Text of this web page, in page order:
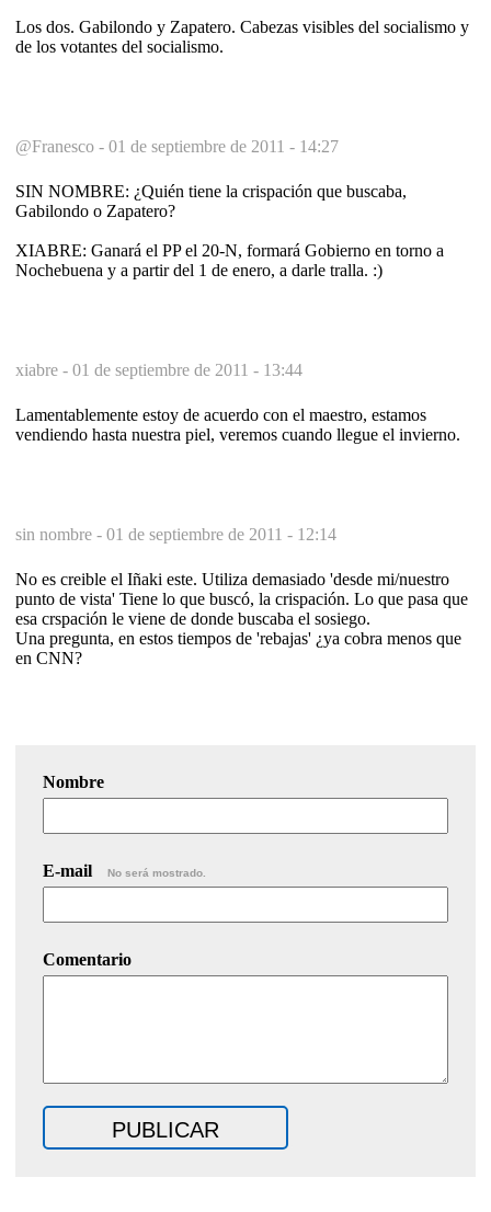
Los dos. Gabilondo y Zapatero. Cabezas visibles del socialismo y
de los votantes del socialismo.
@Franesco - 01 de septiembre de 2011 - 14:27
SIN NOMBRE: ¿Quién tiene la crispación que buscaba,
Gabilondo o Zapatero?
XIABRE: Ganará el PP el 20-N, formará Gobierno en torno a
Nochebuena y a partir del 1 de enero, a darle tralla. :)
xiabre - 01 de septiembre de 2011 - 13:44
Lamentablemente estoy de acuerdo con el maestro, estamos
vendiendo hasta nuestra piel, veremos cuando llegue el invierno.
sin nombre - 01 de septiembre de 2011 - 12:14
No es creible el Iñaki este. Utiliza demasiado 'desde mi/nuestro
punto de vista' Tiene lo que buscó, la crispación. Lo que pasa que
esa crspación le viene de donde buscaba el sosiego.
Una pregunta, en estos tiempos de 'rebajas' ¿ya cobra menos que
en CNN?
Nombre
E-mail No será mostrado.
Comentario